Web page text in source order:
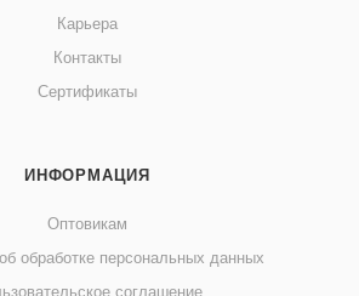
Карьера
Контакты
Сертификаты
ИНФОРМАЦИЯ
Оптовикам
обработке персональных данных
соглашение